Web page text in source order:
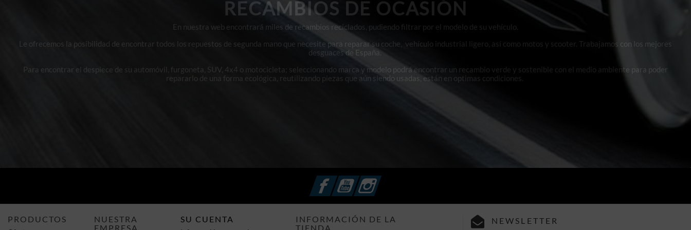
RECAMBIOS DE OCASIÓN
En nuestra web encontrará miles de recambios reciclados, pudiendo filtrar por el modelo de su vehículo.
Le ofrecemos la posibilidad de encontrar todos los repuestos de segunda mano que necesite para reparar su coche, vehículo industrial ligero, así como motos y scooter. Trabajamos con los mejores
desguaces de España.
Para encontrar el despiece de su automóvil, furgoneta, SUV, 4x4 o motocicleta; seleccionando marca y modelo podrá encontrar un recambio verde y sostenible con el medio ambiente para poder
repararlo de una forma ecológica, reutilizando piezas que aún siendo usadas, están en optimas condiciones.
FacebookYouTubeInstagram
PRODUCTOS
NUESTRA
EMPRESA
SU CUENTA
INFORMACIÓN DE LA
TIENDA
NEWSLETTER